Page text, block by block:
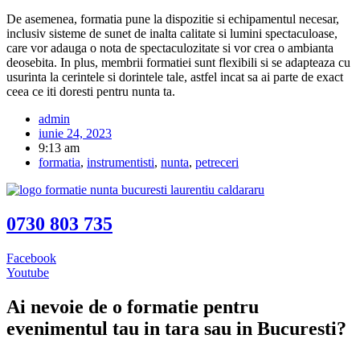
De asemenea, formatia pune la dispozitie si echipamentul necesar,
inclusiv sisteme de sunet de inalta calitate si lumini spectaculoase,
care vor adauga o nota de spectaculozitate si vor crea o ambianta
deosebita. In plus, membrii formatiei sunt flexibili si se adapteaza cu
usurinta la cerintele si dorintele tale, astfel incat sa ai parte de exact
ceea ce iti doresti pentru nunta ta.
admin
iunie 24, 2023
9:13 am
formatia, instrumentisti, nunta, petreceri
0730 803 735
Facebook
Youtube
Ai nevoie de o formatie pentru
evenimentul tau in tara sau in Bucuresti?